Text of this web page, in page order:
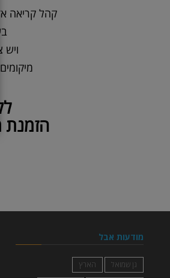
קהל קריאה
ויש
הזמנת
מודעות אבל
גן שמואל
הארץ